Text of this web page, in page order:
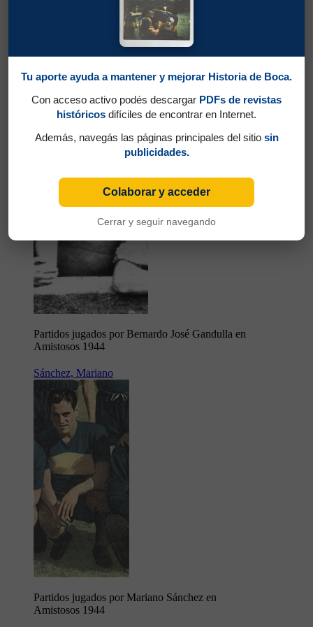
Partidos jugados por Roque Finimondo Valsecchi
Gandulla, Bernardo José
Partidos jugados por Bernardo José Gandulla en
Amistosos 1944
Sánchez, Mariano
Partidos jugados por Mariano Sánchez en
Amistosos 1944
Tu aporte ayuda a mantener y mejorar Historia de Boca.
Con acceso activo podés descargar PDFs de revistas
históricos difíciles de encontrar en Internet.
Además, navegás las páginas principales del sitio sin
publicidades.
Colaborar y acceder
Cerrar y seguir navegando